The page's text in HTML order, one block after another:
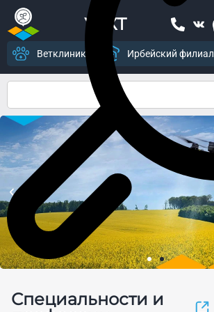
УСХТ
Ветклиника Ирбейский филиал
земледелия и современных
Специальности и